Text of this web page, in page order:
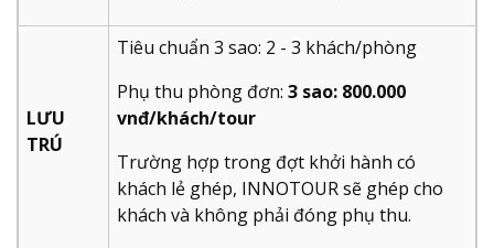
LƯU
TRÚ
Tiêu chuẩn 3 sao: 2 - 3 khách/phòng
Phụ thu phòng đơn: 3 sao: 800.000
vnđ/khách/tour
Trường hợp trong đợt khởi hành có
khách lẻ ghép, INNOTOUR sẽ ghép cho
khách và không phải đóng phụ thu.